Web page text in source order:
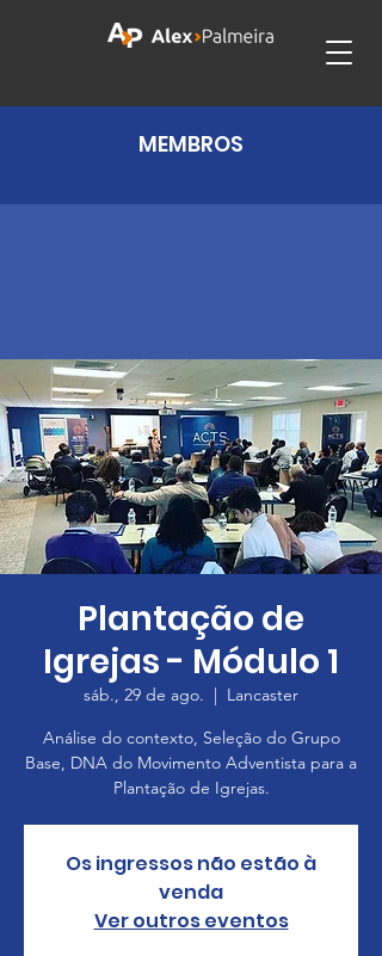
MEMBROS
Plantação de
Igrejas - Módulo 1
sáb., 29 de ago.
  |
Lancaster
Análise do contexto, Seleção do Grupo
Base, DNA do Movimento Adventista para a
Plantação de Igrejas.
Os ingressos não estão à
venda
Ver outros eventos